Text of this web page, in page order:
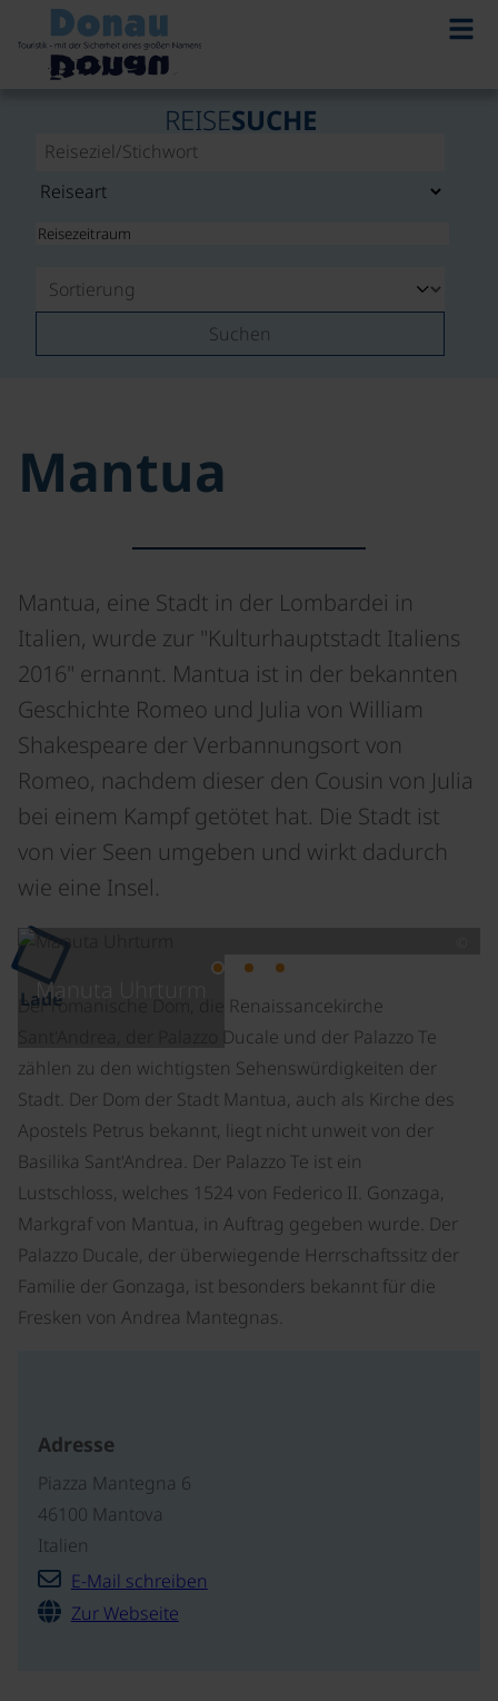
REISESUCHE
Suchen
Mantua
Mantua, eine Stadt in der Lombardei in
Italien, wurde zur "Kulturhauptstadt Italiens
2016" ernannt. Mantua ist in der bekannten
Geschichte Romeo und Julia von William
Shakespeare der Verbannungsort von
Romeo, nachdem dieser den Cousin von Julia
bei einem Kampf getötet hat. Die Stadt ist
von vier Seen umgeben und wirkt dadurch
wie eine Insel.
Manuta Uhrturm
Lade
Der romanische Dom, die Renaissancekirche
Sant'Andrea, der Palazzo Ducale und der Palazzo Te
zählen zu den wichtigsten Sehenswürdigkeiten der
Stadt. Der Dom der Stadt Mantua, auch als Kirche des
Apostels Petrus bekannt, liegt nicht unweit von der
Basilika Sant'Andrea. Der Palazzo Te ist ein
Lustschloss, welches 1524 von Federico II. Gonzaga,
Markgraf von Mantua, in Auftrag gegeben wurde. Der
Palazzo Ducale, der überwiegende Herrschaftssitz der
Familie der Gonzaga, ist besonders bekannt für die
Fresken von Andrea Mantegnas.
Adresse
Piazza Mantegna 6
46100 Mantova
Italien
E-Mail schreiben
Zur Webseite